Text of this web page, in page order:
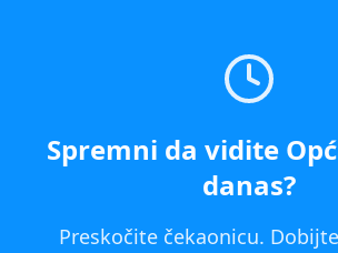
Spremni da vidite
danas?
Preskočite čekaonicu.